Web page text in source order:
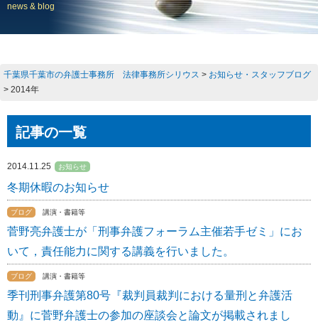
news & blog
千葉県千葉市の弁護士事務所 法律事務所シリウス > お知らせ・スタッフブログ
> 2014年
記事の一覧
2014.11.25 お知らせ
冬期休暇のお知らせ
ブログ 講演・書籍等
菅野亮弁護士が「刑事弁護フォーラム主催若手ゼミ」にお
いて，責任能力に関する講義を行いました。
ブログ 講演・書籍等
季刊刑事弁護第80号『裁判員裁判における量刑と弁護活
動』に菅野弁護士の参加の座談会と論文が掲載されまし